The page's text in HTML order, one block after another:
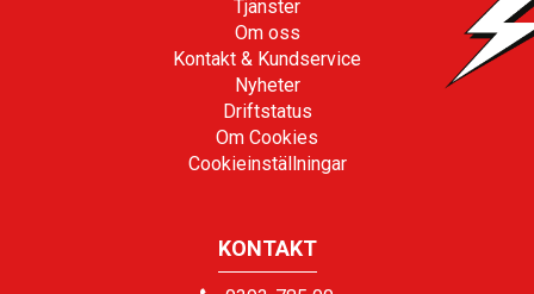
Tjänster
Om oss
Kontakt & Kundservice
Nyheter
Driftstatus
Om Cookies
Cookieinställningar
KONTAKT